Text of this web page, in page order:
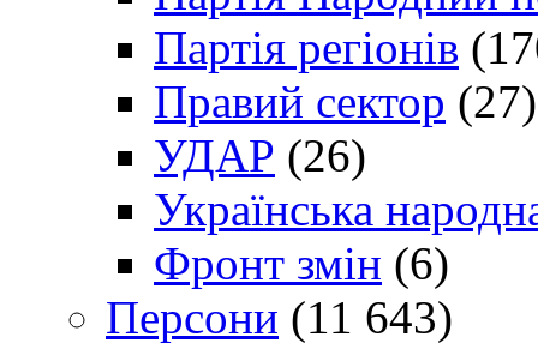
Партія регіонів
Правий сектор (27)
УДАР (26)
Українська
Фронт змін (6)
Персони (11 643)